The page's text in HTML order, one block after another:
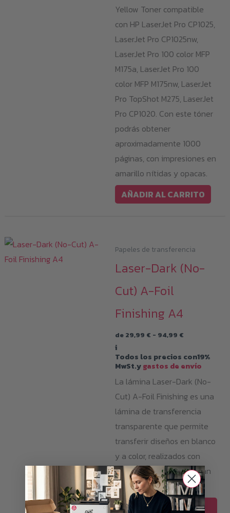
Yellow Toner compatible
con HP LaserJet Pro CP1025,
LaserJet Pro CP1025nw,
LaserJet Pro 100 color MFP
M175a, LaserJet Pro 100
color MFP M175nw, LaserJet
Pro TopShot M275, LaserJet
Pro CP1020. Con este tóner
podrás obtener
aproximadamente 1000
páginas, con impresiones en
amarillo nítidas y opacas.
AÑADIR AL CARRITO
Papeles de transferencia
Laser-Dark (No-
Cut) A-Foil
Finishing A4
de 29,99 € - 94,99 €
desde
29,99 €
94,99 €
i
Todos los precios con19%
MwSt.ygastos de envío
La lámina Laser-Dark (No-
Cut) A-Foil Finishing es una
lámina de transferencia
transparente que permite
transferir diseños en blanco
y a color, realizados con
impresión láser, a una gran
variedad de materiales.
SELECCIONAR